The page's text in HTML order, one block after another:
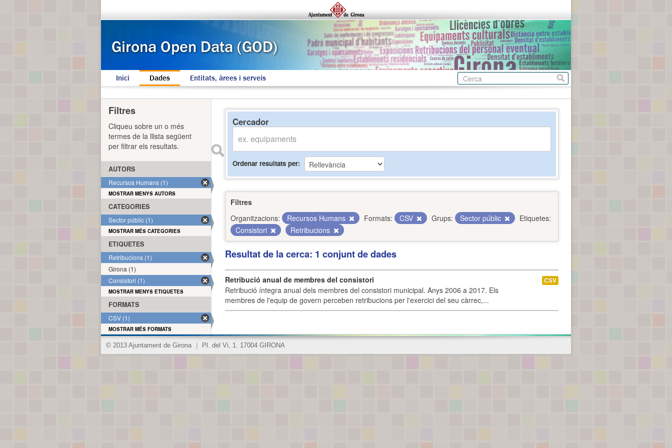
Inici Dades Entitats, àrees i serveis
Cercador
Ordenar resultats per
Filtres
Organitzacions:
Recursos Humans Formats: CSV Grups: Sector públic
Etiquetes:
Consistori
Retribucions
Resultat de la cerca: 1 conjunt de dades
Retribució anual de membres del consistori
Retribució íntegra anual dels membres del consistori municipal. Anys 2006 a 2017. Els
membres de l'equip de govern perceben retribucions per l'exercici del seu càrrec,...
CSV
Filtres
Cliqueu sobre un o més
termes de la llista següent
per filtrar els resultats.
AUTORS
Recursos Humans (1)
MOSTRAR MENYS AUTORS
CATEGORIES
Sector públic (1)
MOSTRAR MÉS CATEGORIES
ETIQUETES
Retribucions (1)
Girona (1)
Consistori (1)
MOSTRAR MENYS ETIQUETES
FORMATS
CSV (1)
MOSTRAR MÉS FORMATS
© 2013 Ajuntament de Girona Pl. del Vi, 1. 17004 GIRONA